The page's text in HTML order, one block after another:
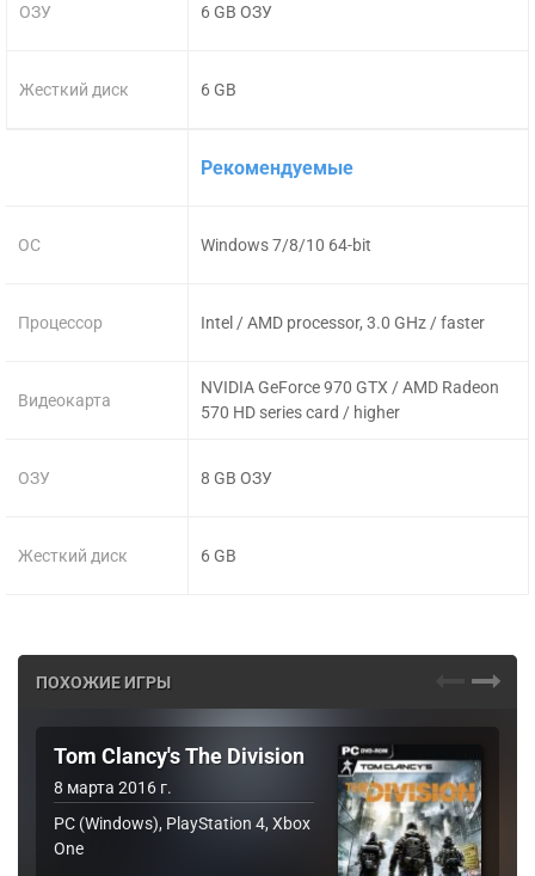
ОЗУ
Жесткий диск
6 GB ОЗУ
6 GB
ОС
Процессор
Видеокарта
ОЗУ
Жесткий диск
Рекомендуемые
Windows 7/8/10 64-bit
Intel / AMD processor, 3.0 GHz / faster
NVIDIA GeForce 970 GTX / AMD Radeon
570 HD series card / higher
8 GB ОЗУ
6 GB
ПОХОЖИЕ ИГРЫ
Tom Clancy's The Division
8 марта 2016 г.
PC (Windows), PlayStation 4, Xbox
One